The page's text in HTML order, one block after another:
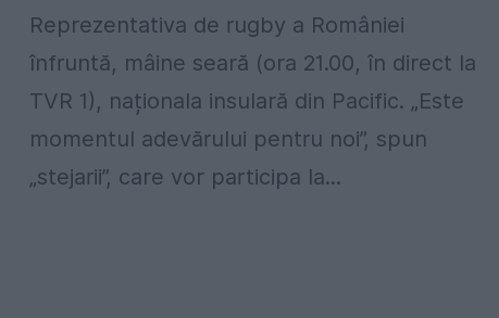
Reprezentativa de rugby a României
înfruntă, mâine seară (ora 21.00, în direct la
TVR 1), naționala insulară din Pacific. „Este
momentul adevărului pentru noi”, spun
„stejarii”, care vor participa la...